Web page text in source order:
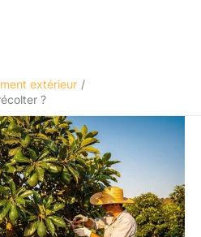
extérieur
?